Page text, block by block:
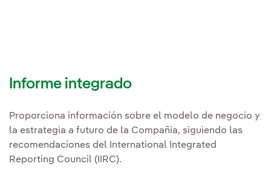
Informe integrado
Proporciona información sobre el modelo de negocio y
la estrategia a futuro de la Compañía, siguiendo las
recomendaciones del International Integrated
Reporting Council (IIRC).